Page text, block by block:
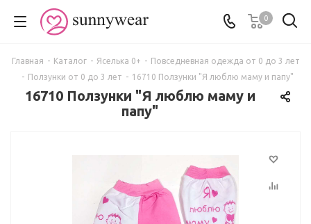
0
Главная - Каталог - Яселька 0+ - Повседневная одежда от 0 до 3 лет
- Ползунки от 0 до 3 лет - 16710 Ползунки "Я люблю маму и папу"
16710 Ползунки "Я люблю маму и
папу"